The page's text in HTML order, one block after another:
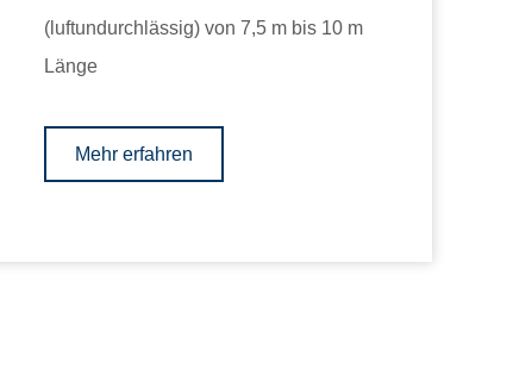
(luftundurchlässig) von 7,5 m bis 10 m
Länge
Mehr erfahren